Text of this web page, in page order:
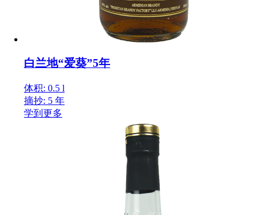
白兰地“爱葵”5年
体积: 0.5 l
摘抄: 5 年
学到更多